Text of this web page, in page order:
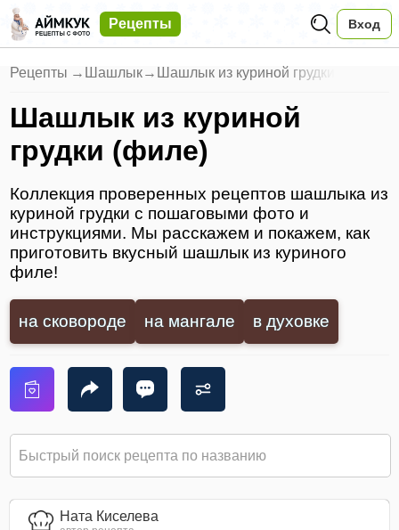
Рецепты Вход
Рецепты → Шашлык→ Шашлык из куриной грудки
Шашлык из куриной
грудки (филе)
Коллекция проверенных рецептов шашлыка из
куриной грудки с пошаговыми фото и
инструкциями. Мы расскажем и покажем, как
приготовить вкусный шашлык из куриного
филе!
на сковороде на мангале в духовке
Ната Киселева